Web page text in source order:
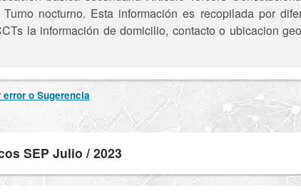
nocturno. Esta información es recopilada por
la información de domicilio, contacto o ubicacion
error o Sugerencia
SEP Julio / 2023